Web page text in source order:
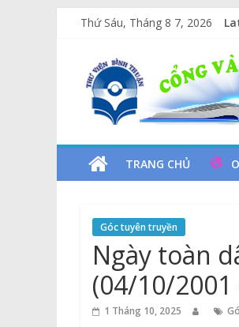
Thứ Sáu, Tháng 8 7, 2026
Thư
Viện
Tỉnh
Bình
Thuận
Cổng
Vào
Tri
TRANG CHỦ
Góc tuyên truyền
Ngày toàn
(04/10/
1 Tháng 10, 2025